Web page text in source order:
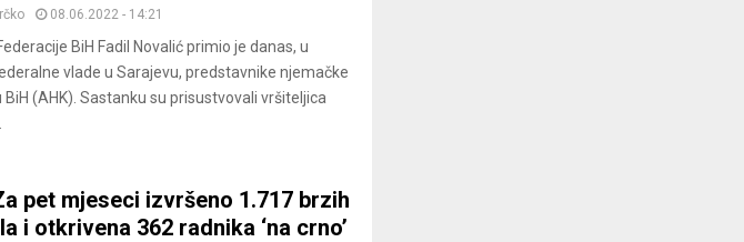
08.06.2022 - 14:21
BiH Fadil Novalić primio je danas, u
vlade u Sarajevu, predstavnike njemačke
BiH (AHK). Sastanku su prisustvovali vršiteljica
pet mjeseci izvršeno 1.717 brzih
i otkrivena 362 radnika ‘na crno’